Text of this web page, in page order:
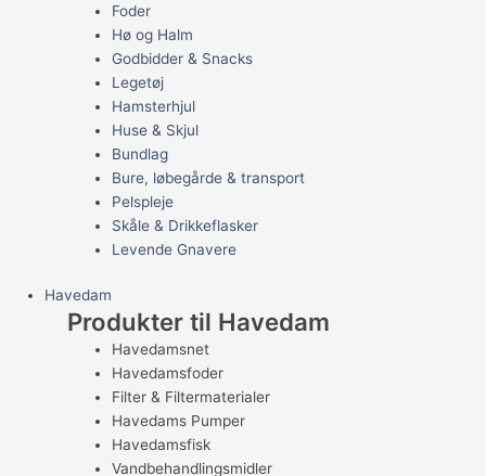
Foder
Hø og Halm
Godbidder & Snacks
Legetøj
Hamsterhjul
Huse & Skjul
Bundlag
Bure, løbegårde & transport
Pelspleje
Skåle & Drikkeflasker
Levende Gnavere
Havedam
Produkter til Havedam
Havedamsnet
Havedamsfoder
Filter & Filtermaterialer
Havedams Pumper
Havedamsfisk
Vandbehandlingsmidler